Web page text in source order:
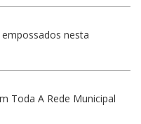
nesta
Toda A Rede Municipal